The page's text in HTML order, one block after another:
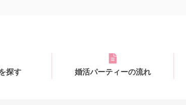
探す 婚活パーティーの流れ